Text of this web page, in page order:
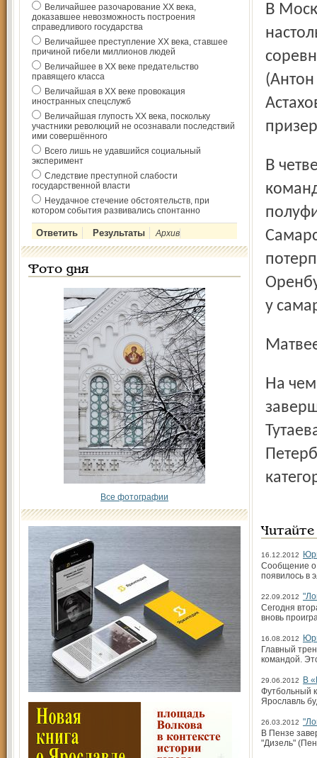
Величайшее разочарование ХХ века,
доказавшее невозможность построения
справедливого государства
Величайшее преступление ХХ века, ставшее
причиной гибели миллионов людей
Величайшее в ХХ веке предательство
правящего класса
Величайшая в ХХ веке провокация
иностранных спецслужб
Величайшая глупость ХХ века, поскольку
участники революций не осознавали последствий
ими совершённого
Всего лишь не удавшийся социальный
эксперимент
Следствие преступной слабости
государственной власти
Неудачное стечение обстоятельств, при
котором события развивались спонтанно
Архив
Фото дня
Все фотографии
В Москве завершился команд-ный чемпионат России по
В четвертьфинале наши земляки со счетом 4:1 обыграли
у
На чемпионате России по тяжелой атлетике, который
16.12.2012
Сообщение о
появилось в
22.09.2012
Сегодня
вновь
16.08.2012
Главный
командой.
29.06.2012
В
Футбольный
Ярославль
26.03.2012
В Пензе
"Дизель"